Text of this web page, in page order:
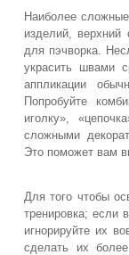
Наиболее
изделий, верхний
для пэчворка.
украсить швами
аппликации
Попробуйте
иголку»,
сложными
Это поможет вам
Для того чтобы
тренировка; если
игнорируйте их
сделать их